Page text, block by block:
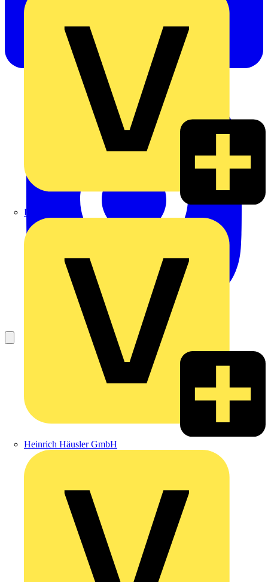
Hardy Schmitz
Heinrich Häusler GmbH